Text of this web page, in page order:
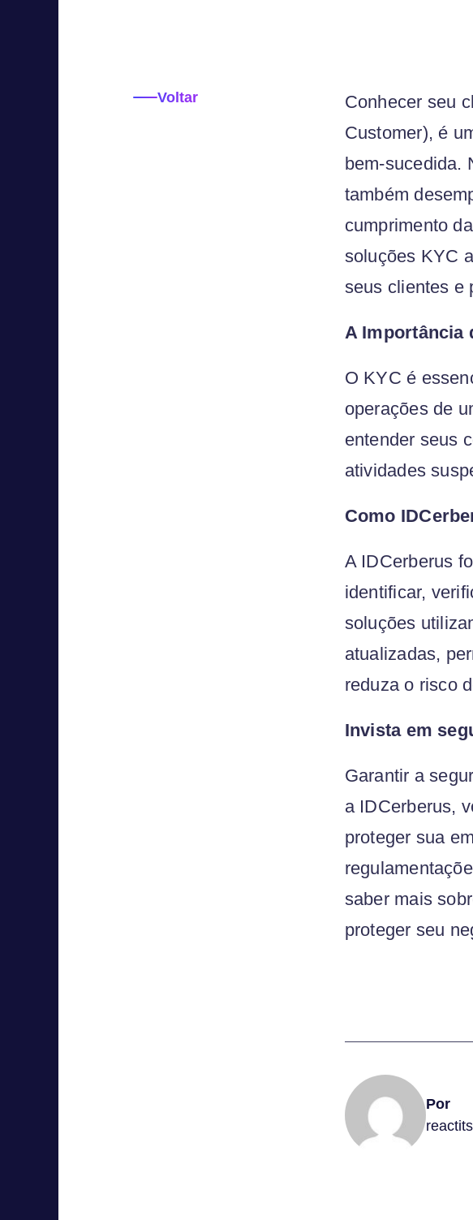
Voltar
Conhecer seu
Customer), é
bem-sucedida.
também
cumprimento
soluções KYC
seus clientes e
A Importância
O KYC é
operações de
entender seus
atividades
Como
A IDCerberus
identificar,
soluções
atualizadas,
reduza o risco
Invista em
Garantir a
a IDCerberus,
proteger sua
saber mais
proteger seu
Por